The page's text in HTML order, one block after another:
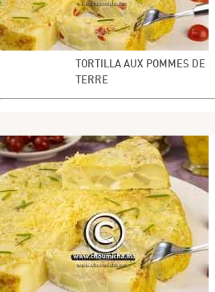
TORTILLA AUX POMMES DE
TERRE